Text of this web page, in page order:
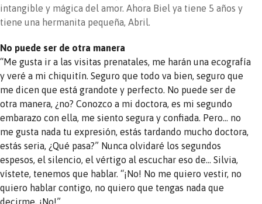
intangible y mágica del amor. Ahora Biel ya tiene 5 años y
tiene una hermanita pequeña, Abril.
No puede ser de otra manera
“Me gusta ir a las visitas prenatales, me harán una ecografía
y veré a mi chiquitín. Seguro que todo va bien, seguro que
me dicen que está grandote y perfecto. No puede ser de
otra manera, ¿no? Conozco a mi doctora, es mi segundo
embarazo con ella, me siento segura y confiada. Pero… no
me gusta nada tu expresión, estás tardando mucho doctora,
estás seria, ¿Qué pasa?” Nunca olvidaré los segundos
espesos, el silencio, el vértigo al escuchar eso de… Silvia,
vístete, tenemos que hablar. “¡No! No me quiero vestir, no
quiero hablar contigo, no quiero que tengas nada que
decirme, ¡No!”